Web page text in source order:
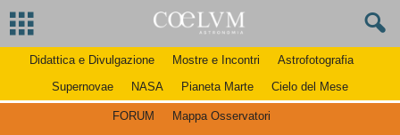
Didattica e Divulgazione Mostre e Incontri
Astrofotografia
Supernovae
NASA Pianeta Marte Cielo del Mese
FORUM
Mappa Osservatori